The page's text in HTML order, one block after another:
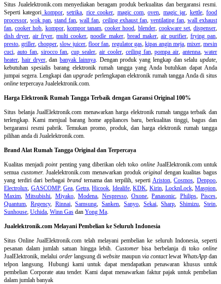
Situs Jualelektronik.com menyediakan beragam produk berkualitas dan bergaransi resmi.
Seperti kategori kompor,setrika, rice cooker, magic com,oven, magic jar, kettle,food
processor,wok pan,stand fan,wall fan, ceiling exhaust fan, ventilating fan, wall exhaust
fan,cooker hob, kompor, kompor tanam,cooker hood, blender, cookware set,dispenser,
dish dryer,air fryer,multi cooker,noodle maker, bread maker, air purifier, frying pan,
presto,griller,chopper,slow juicer,floor fan, regulator gas, kipas angin meja, mixer,mesin
cuci, auto fan, sirocco fan,cup sealer,air cooler, ceiling fan,pompa air,antenna,water
heater, hair dryer, dan banyak lainnya. Dengan produk yang lengkap dan selalu update,
kebutuhan spesialis barang elektronik rumah tangga yang Anda butuhkan dapat Anda
jumpai segera. Lengkapi danupgrade perlengkapan elektronik rumah tangga Anda di situs
online terpercaya Jualelektronik.com.
Harga Elektronik Rumah Tangga Terbaik dengan Garansi Original 100%
Situs belanjaJualElektronik.com menawarkan harga elektronik rumah tangga terbaik dan
terlengkap. Kami menjual barang home appliances baru, berkualitas tinggi, bagus dan
bergaransi resmi pabrik. Temukan promo, produk, dan harga elektronik rumah tangga
pilihan anda di Jualelektronik.com.
Brand Alat Rumah Tangga Original dan Terpercaya
Kualitas menjadipointpenting yang diberikan oleh toko onlineJualElektronik.com untuk
semua customer. Jualelektronik.com menawarkan produkoriginal dengan kualitas bagus
yang terdiri dari berbagai brandternama dan terpilih, seperti Ariston,Cosmos,Denpoo,
Electrolux, GASCOMP,Gea, Getra,Hicook, Idealife,KDK, Kirin, LocknLock,Maspion,
Maxim,Mitsubishi, Miyako,Modena, Nespresso, Oxone,Panasonic, Philips, Pisces,
Quantum, Regency, Rinnai,Samsung,Sanken, Sanyo, Sekai,Sharp,Shimizu,Stein,
Sunhouse, Uchida, Winn Gas dan Yong Ma.
Jualelektronik.com Melayani Pembelian ke Seluruh Indonesia
Situs Online JualElektronik.com telah melayani pembelian ke seluruh Indonesia, seperti
pesanan dalam jumlah satuan hingga lebih. Customerbisa berbelanja di tokoonline
JualElektronik, melalui orderlangsung diwebsite maupun via contactlewat WhatsAppdan
telpon langsung. Hubungi kami untuk dapat mendapatkan penawaran khusus untuk
pembelian Corporate atau tender. Kami dapat menawarkan faktur pajak untuk pembelian
dalam jumlah banyak